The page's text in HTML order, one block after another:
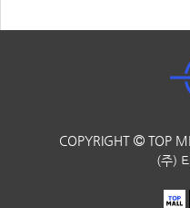
COPYRIGHT TOP
(주)